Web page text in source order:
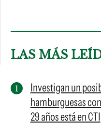
LAS MÁS
Investigan un
hamburguesas
29 años está en CTI